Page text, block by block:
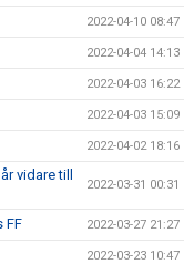
2022-04-10 08:47
2022-04-04 14:13
2022-04-03 16:22
2022-04-03 15:09
2022-04-02 18:16
vidare till
2022-03-31 00:31
FF 2022-03-27 21:27
2022-03-23 10:47